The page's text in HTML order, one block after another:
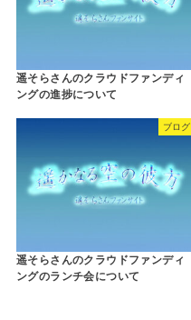
遥そらさんのクラウドファンディ
ングの進捗について
ブログ
遥そらさんのクラウドファンディ
ングのランチ会について